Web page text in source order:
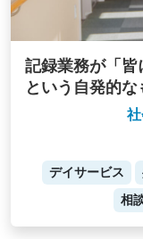
記録業務が「皆
という自発的な
デイサービス
相